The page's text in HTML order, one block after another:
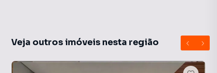
Veja outros imóveis nesta região